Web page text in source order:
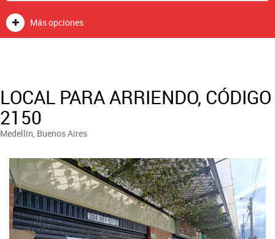
Más opciones
LOCAL PARA ARRIENDO, CÓDIGO
2150
Medellín, Buenos Aires